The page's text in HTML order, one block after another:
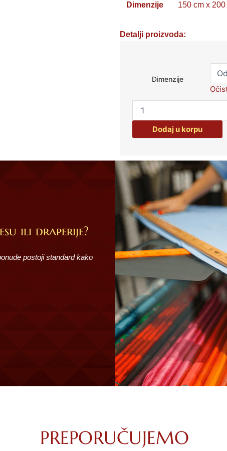
Dimenzije 150 cm x 200
Detalji proizvoda:
Dimenzije
Dodaj u korpu
ili draperije?
postoji standard kako
PREPORUČUJEMO